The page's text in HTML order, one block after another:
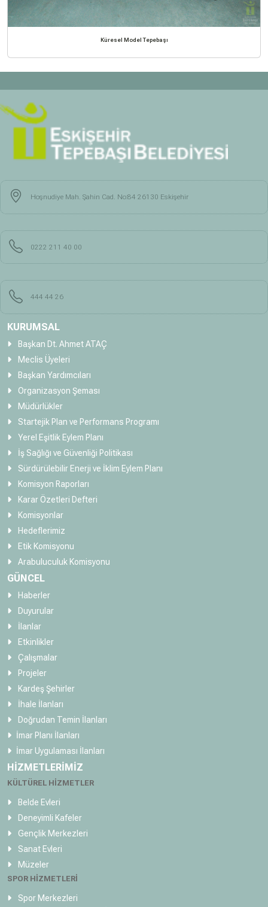
Küresel Model Tepebaşı
Hoşnudiye Mah. Şahin Cad. No:84 26130 Eskişehir
0222 211 40 00
444 44 26
KURUMSAL
Başkan Dt. Ahmet ATAÇ
Meclis Üyeleri
Başkan Yardımcıları
Organizasyon Şeması
Müdürlükler
Startejik Plan ve Performans Programı
Yerel Eşitlik Eylem Planı
İş Sağlığı ve Güvenliği Politikası
Sürdürülebilir Enerji ve İklim Eylem Planı
Komisyon Raporları
Karar Özetleri Defteri
Komisyonlar
Hedeflerimiz
Etik Komisyonu
Arabuluculuk Komisyonu
GÜNCEL
Haberler
Duyurular
İlanlar
Etkinlikler
Çalışmalar
Projeler
Kardeş Şehirler
İhale İlanları
Doğrudan Temin İlanları
İmar Planı İlanları
İmar Uygulaması İlanları
HİZMETLERİMİZ
KÜLTÜREL HİZMETLER
Belde Evleri
Deneyimli Kafeler
Gençlik Merkezleri
Sanat Evleri
Müzeler
SPOR HİZMETLERİ
Spor Merkezleri